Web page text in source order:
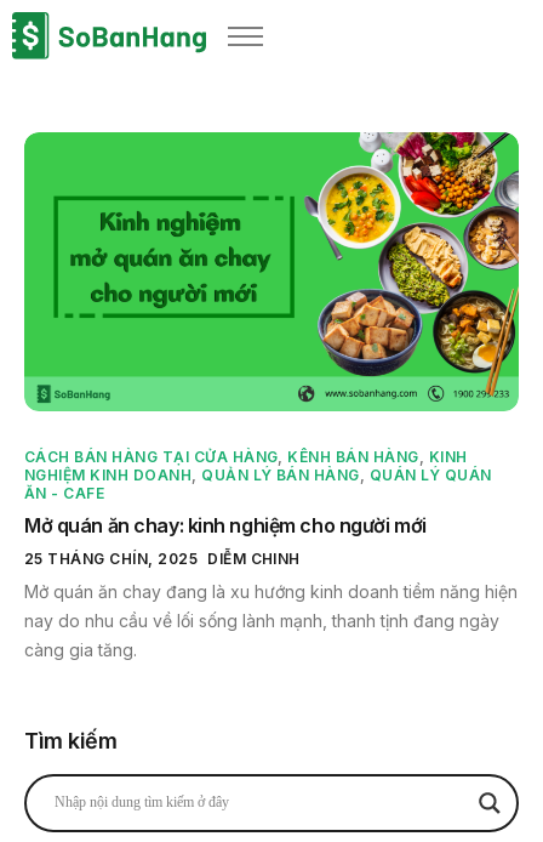
Sản phẩm
Blog
Thông tin thuế
Về chúng tôi
CÁCH BÁN HÀNG TẠI CỬA HÀNG KÊNH BÁN HÀNG
KINH
NGHIỆM KINH DOANH
QUẢN LÝ BÁN HÀNG
QUÁN LÝ QUÁN
ĂN - CAFE
Mở quán ăn chay: kinh nghiệm cho người mới
25 THÁNG CHÍN, 2025 DIỄM CHINH
Mở quán ăn chay đang là xu hướng kinh doanh tiềm năng hiện
nay do nhu cầu về lối sống lành mạnh, thanh tịnh đang ngày
càng gia tăng.
Tìm kiếm